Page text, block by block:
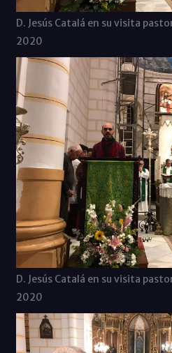
D. Jesús Catalá en su visita
2020
D. Jesús Catalá en su visita
2020